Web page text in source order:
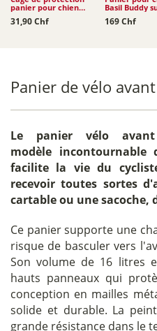
panier pour chien
Basil Buddy
31,90 Chf
Basil Buddy
bagages MIK
169 Chf
Panier de vélo
Le panier vélo
modèle
facilite la vie du
recevoir toutes sortes
cartable ou une sacoche,
Ce panier supporte une
risque de basculer vers
Son volume de 16 litres
hauts panneaux qui
conception en mailles
solide et durable. La
grande résistance dans le